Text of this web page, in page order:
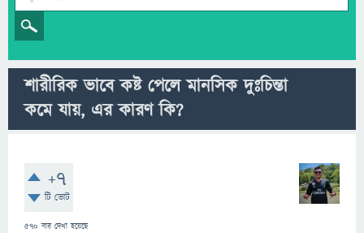
শারীরিক ভাবে কষ্ট পেলে মানসিক দুঃচিন্তা
কমে যায়, এর কারণ কি?
+7
টি ভোট
570 বার দেখা হয়েছে